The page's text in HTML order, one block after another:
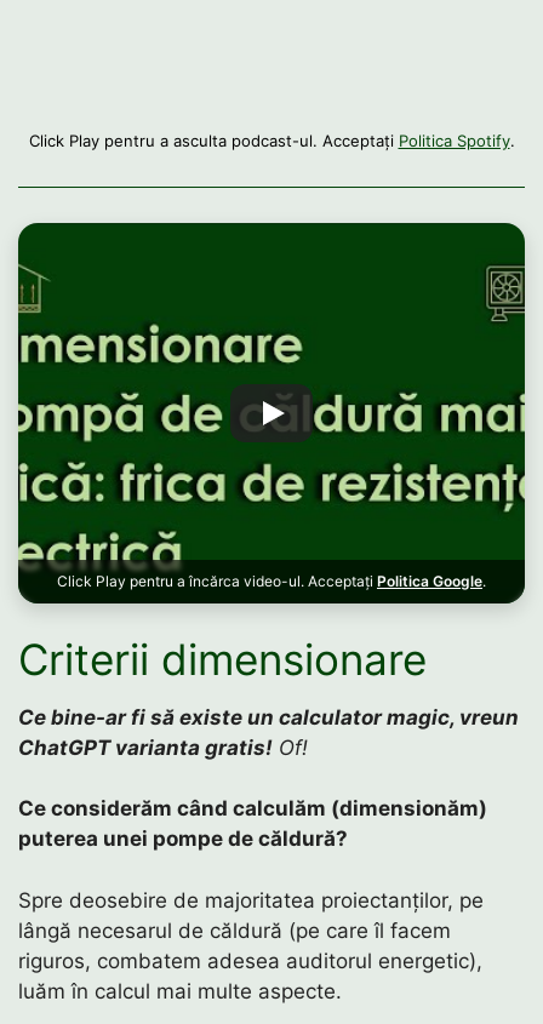
Click Play pentru a asculta podcast-ul. Acceptați Politica Spotify.
Click Play pentru a încărca video-ul. Acceptați Politica Google.
Criterii dimensionare
Ce bine-ar fi să existe un calculator magic, vreun
ChatGPT varianta gratis! Of!
Ce considerăm când calculăm (dimensionăm)
puterea unei pompe de căldură?
Spre deosebire de majoritatea proiectanților, pe
lângă necesarul de căldură (pe care îl facem
riguros, combatem adesea auditorul energetic),
luăm în calcul mai multe aspecte.